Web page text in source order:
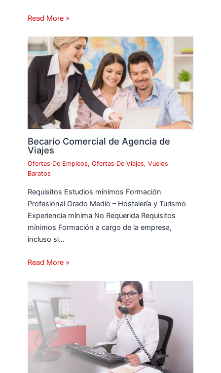
Read More »
Becario Comercial de Agencia de
Viajes
Ofertas De Empleos,Ofertas De Viajes,Vuelos
Baratos
Requisitos Estudios mínimos Formación
Profesional Grado Medio – Hostelería y Turismo
Experiencia mínima No Requerida Requisitos
mínimos Formación a cargo de la empresa,
incluso si…
Read More »